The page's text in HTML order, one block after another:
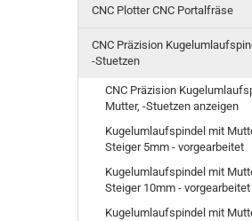
CNC Plotter CNC Portalfräse
CNC Präzision
-Stuetzen
CNC Präzision
Mutter, -Stuetzen anzeigen
Kugelumlaufspindel mit
Steiger 5mm - vorgearbeitet
Kugelumlaufspindel mit
Steiger 10mm - vorgearbeitet
Kugelumlaufspindel mit